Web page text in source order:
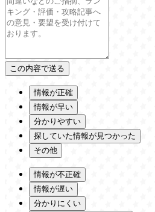
情報が正確
情報が早い
分かりやすい
探していた情報が見つかった
その他
情報が不正確
情報が遅い
分かりにくい